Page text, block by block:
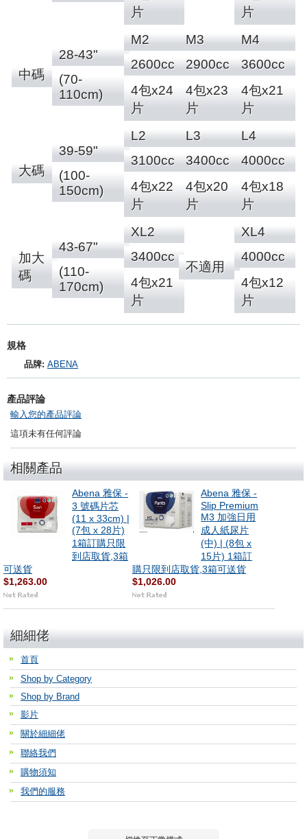
片
片
中碼
28-43"
(70-
110cm)
M2
2600cc
4包x24
片
M3
2900cc
4包x23
片
M4
3600cc
4包x21
片
大碼
39-59"
(100-
150cm)
L2
3100cc
4包x22
片
L3
3400cc
4包x20
片
L4
4000cc
4包x18
片
加大
碼
43-67"
(110-
170cm)
XL2
3400cc
4包x21
片
不適用
XL4
4000cc
4包x12
片
規格
品牌: ABENA
產品評論
輸入您的產品評論
這項未有任何評論
相關產品
Abena 雅保 -
3 號碼片芯
(11 x 33cm) |
(7包 x 28片)
1箱訂購只限
到店取貨,3箱
可送貨
$1,263.00
Abena 雅保 -
Slip Premium
M3 加強日用
成人紙尿片
(中) | (8包 x
15片) 1箱訂
購只限到店取貨,3箱可送貨
$1,026.00
細細佬
首頁
Shop by Category
Shop by Brand
影片
關於細細佬
聯絡我們
購物須知
我們的服務